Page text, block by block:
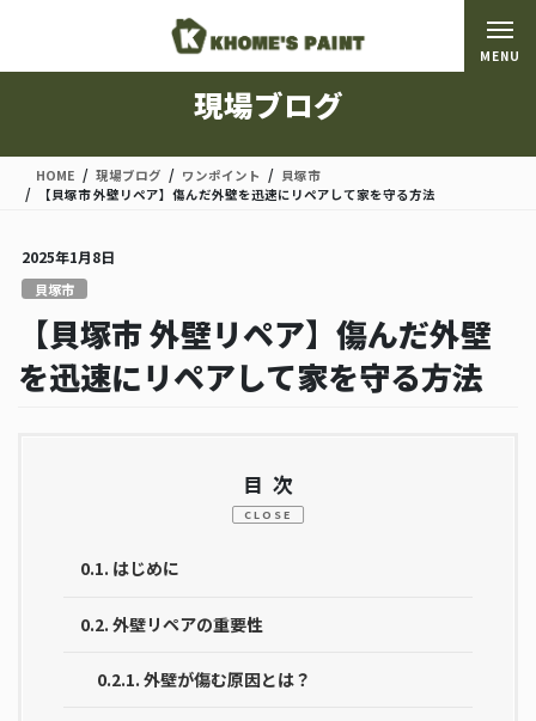
移
ン
現場ブログ
HOME 現場ブログ ワンポイント
貝塚市
【貝塚市 外壁リペア】傷んだ外壁を迅速にリペアして家を守る方法
2025年1月8日
貝塚市
【貝塚市 外壁リペア】傷んだ外壁
を迅速にリペアして家を守る方法
目次
CLOSE
0.1. はじめに
0.2. 外壁リペアの重要性
0.2.1. 外壁が傷む原因とは？
MENU